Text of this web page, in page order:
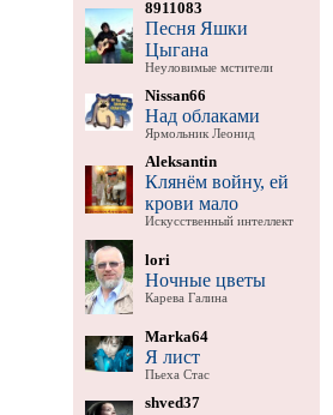
8911083
Песня Яшки
Цыгана
Неуловимые мстители
Nissan66
Над облаками
Ярмольник Леонид
Aleksantin
Клянём войну, ей
крови мало
Искусственный интеллект
lori
Ночные цветы
Карева Галина
Marka64
Я лист
Пьеха Стас
shved37